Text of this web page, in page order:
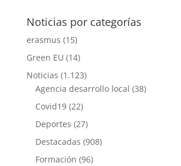
Noticias por categorías
erasmus (15)
Green EU (14)
Noticias (1.123)
Agencia desarrollo local (38)
Covid19(22)
Deportes (27)
Destacadas (908)
Formación (96)